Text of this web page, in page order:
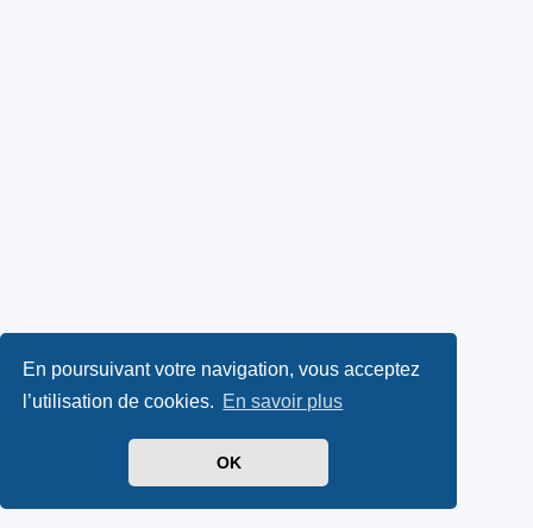
En poursuivant votre navigation, vous acceptez
l’utilisation de cookies. En savoir plus
OK